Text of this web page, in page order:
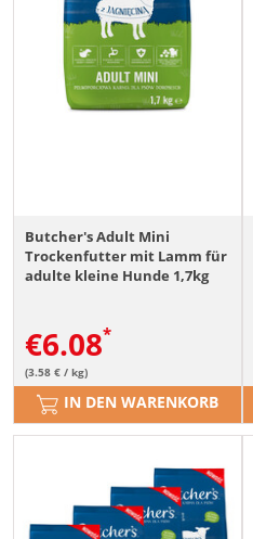
Butcher's Adult Mini
Trockenfutter mit Lamm für
adulte kleine Hunde 1,7kg
€6.08
(3.58 € / kg)
IN DEN WARENKORB